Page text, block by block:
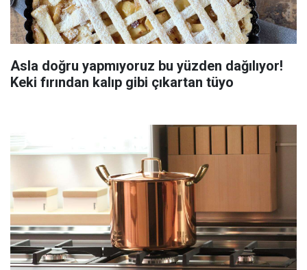
Asla doğru yapmıyoruz bu yüzden dağılıyor!
Keki fırından kalıp gibi çıkartan tüyo